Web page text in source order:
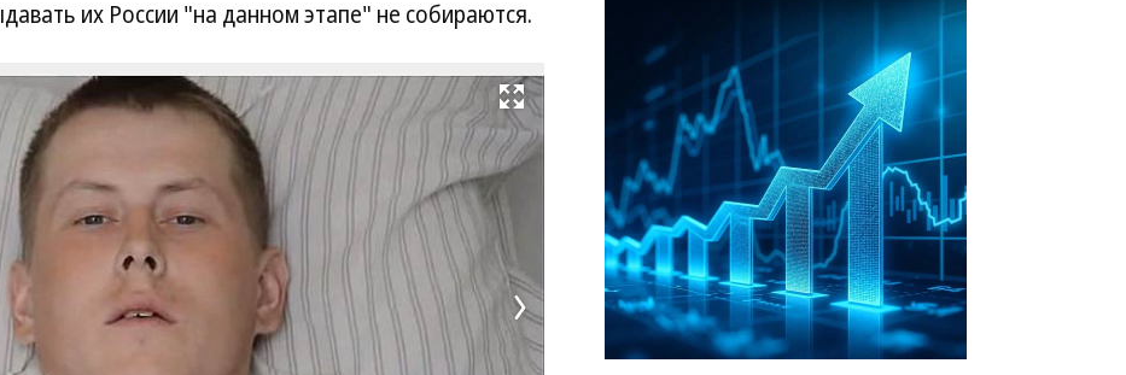
их России "на данном этапе" не собираются.
Развернуть на весь экран